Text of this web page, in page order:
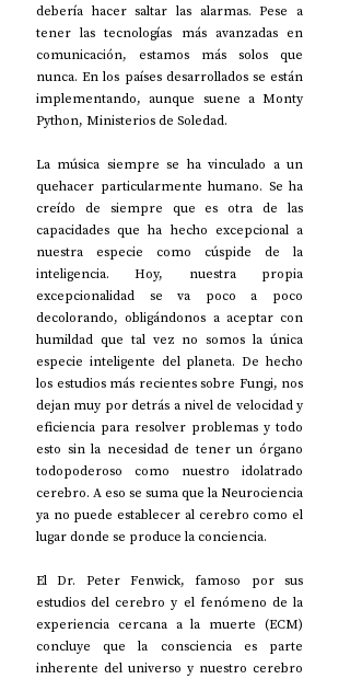
debería hacer saltar las alarmas. Pese a
tener las tecnologías más avanzadas en
comunicación, estamos más solos que
nunca. En los países desarrollados se están
implementando, aunque suene a Monty
Python, Ministerios de Soledad.
La música siempre se ha vinculado a un
quehacer particularmente humano. Se ha
creído de siempre que es otra de las
capacidades que ha hecho excepcional a
nuestra especie como cúspide de la
inteligencia. Hoy, nuestra propia
excepcionalidad se va poco a poco
decolorando, obligándonos a aceptar con
humildad que tal vez no somos la única
especie inteligente del planeta. De hecho
los estudios más recientes sobre Fungi, nos
dejan muy por detrás a nivel de velocidad y
eficiencia para resolver problemas y todo
esto sin la necesidad de tener un órgano
todopoderoso como nuestro idolatrado
cerebro. A eso se suma que la Neurociencia
ya no puede establecer al cerebro como el
lugar donde se produce la conciencia.
El Dr. Peter Fenwick, famoso por sus
estudios del cerebro y el fenómeno de la
experiencia cercana a la muerte (ECM)
concluye que la consciencia es parte
inherente del universo y nuestro cerebro